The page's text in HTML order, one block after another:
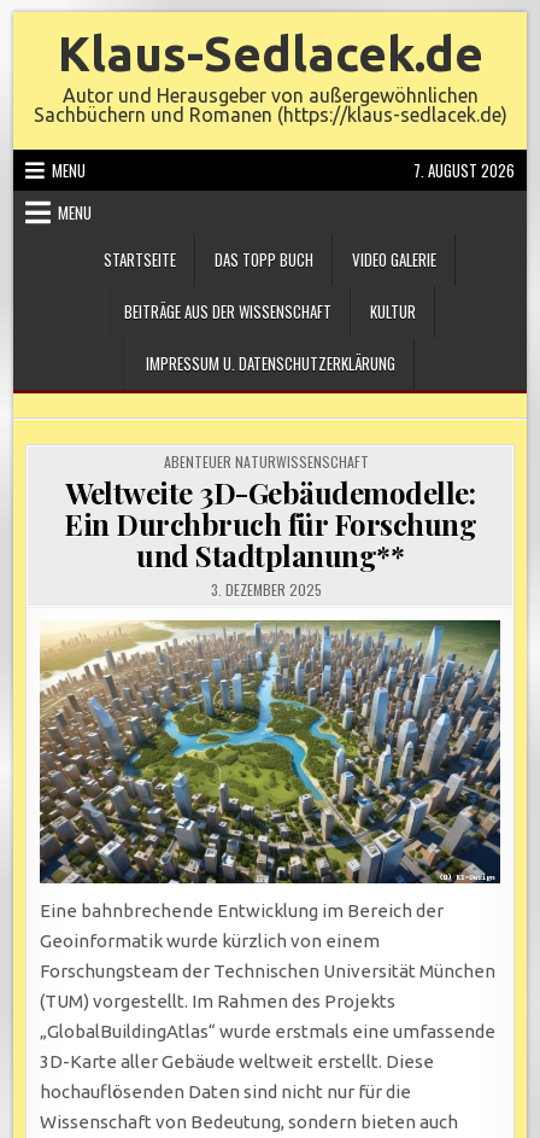
Klaus-Sedlacek.de
Autor und Herausgeber von außergewöhnlichen
Sachbüchern und Romanen (https://klaus-sedlacek.de)
MENU
7. AUGUST 2026
MENU
STARTSEITE
DAS TOPP BUCH VIDEO GALERIE
BEITRÄGE AUS DER WISSENSCHAFT KULTUR
IMPRESSUM U. DATENSCHUTZERKLÄRUNG
POSTED
IN
ABENTEUER NATURWISSENSCHAFT
Weltweite 3D-Gebäudemodelle:
Ein Durchbruch für Forschung
und Stadtplanung**
3. DEZEMBER 2025
Eine bahnbrechende Entwicklung im Bereich der
Geoinformatik wurde kürzlich von einem
Forschungsteam der Technischen Universität München
(TUM) vorgestellt. Im Rahmen des Projekts
„GlobalBuildingAtlas“ wurde erstmals eine umfassende
3D-Karte aller Gebäude weltweit erstellt. Diese
hochauflösenden Daten sind nicht nur für die
Wissenschaft von Bedeutung, sondern bieten auch